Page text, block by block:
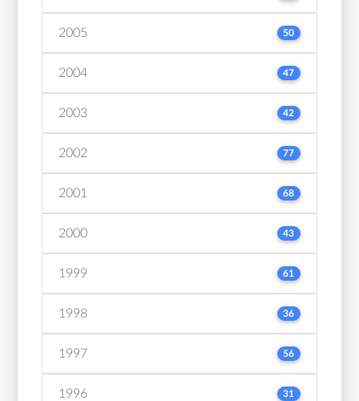
2005 50
2004 47
2003 42
2002 77
2001 68
2000 43
1999 61
1998 36
1997 56
1996 31